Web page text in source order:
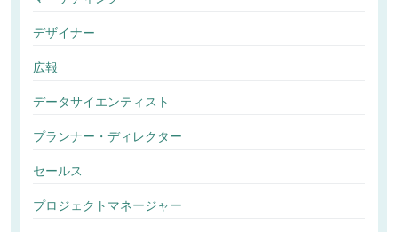
デザイナー
広報
データサイエンティスト
プランナー・ディレクター
セールス
プロジェクトマネージャー